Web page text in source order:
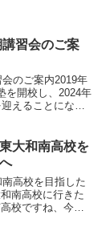
講習会のご案
会のご案内2019年
を開校し、2024年
えることになり
要日程2024年3...
大和南高校を
高校を目指した
南高校に行きた
校ですね、今の